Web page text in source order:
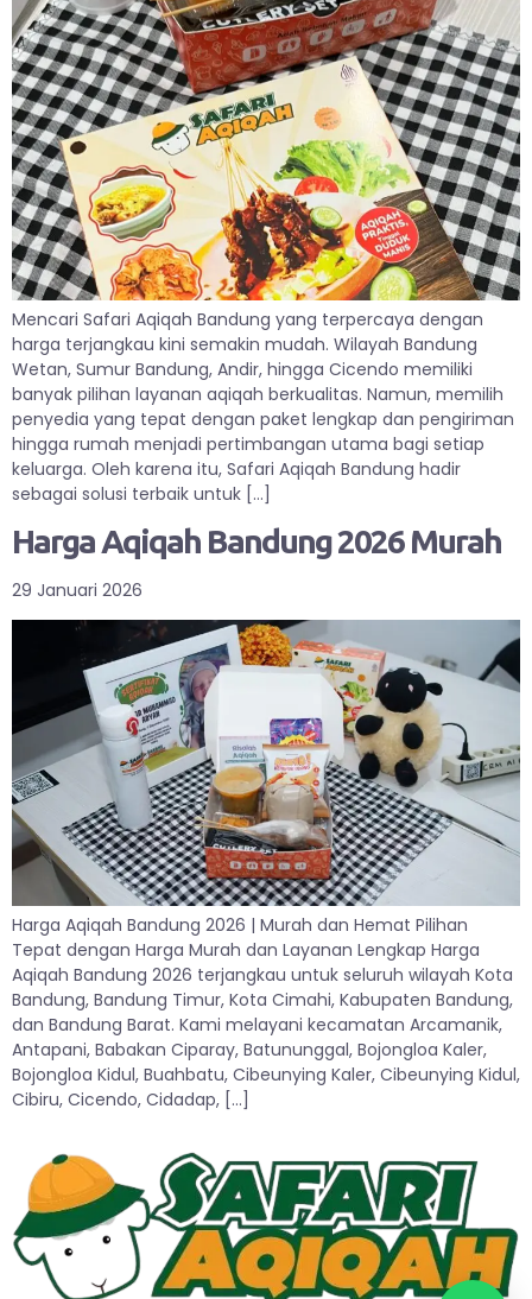
Mencari Safari Aqiqah Bandung yang terpercaya dengan
harga terjangkau kini semakin mudah. Wilayah Bandung
Wetan, Sumur Bandung, Andir, hingga Cicendo memiliki
banyak pilihan layanan aqiqah berkualitas. Namun, memilih
penyedia yang tepat dengan paket lengkap dan pengiriman
hingga rumah menjadi pertimbangan utama bagi setiap
keluarga. Oleh karena itu, Safari Aqiqah Bandung hadir
sebagai solusi terbaik untuk […]
Harga Aqiqah Bandung 2026 Murah
29 Januari 2026
Harga Aqiqah Bandung 2026 | Murah dan Hemat Pilihan
Tepat dengan Harga Murah dan Layanan Lengkap Harga
Aqiqah Bandung 2026 terjangkau untuk seluruh wilayah Kota
Bandung, Bandung Timur, Kota Cimahi, Kabupaten Bandung,
dan Bandung Barat. Kami melayani kecamatan Arcamanik,
Antapani, Babakan Ciparay, Batununggal, Bojongloa Kaler,
Bojongloa Kidul, Buahbatu, Cibeunying Kaler, Cibeunying Kidul,
Cibiru, Cicendo, Cidadap, […]